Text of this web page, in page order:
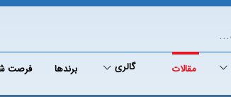
مقالات گالری برند‌ها فرصت